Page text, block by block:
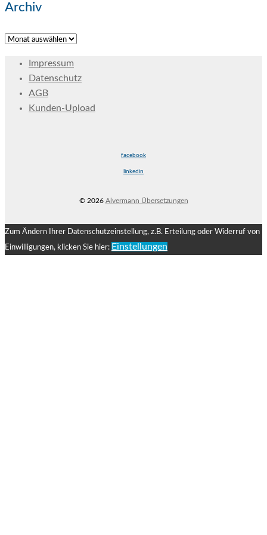
Archiv
Archiv
Impressum
Datenschutz
AGB
Kunden-Upload
facebook
linkedin
© 2026 Alvermann Übersetzungen
Zum Ändern Ihrer Datenschutzeinstellung, z.B. Erteilung oder Widerruf von
Einwilligungen, klicken Sie hier: Einstellungen